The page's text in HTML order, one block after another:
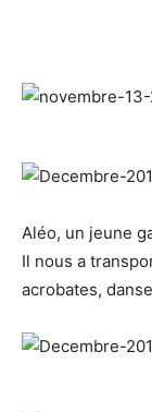
Aléo, un jeune
Il nous a
acrobates,